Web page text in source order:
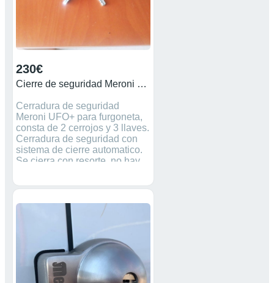
230€
Cierre de seguridad Meroni UFO+ para furgoneta
Cerradura de seguridad
Meroni UFO+ para furgoneta,
consta de 2 cerrojos y 3 llaves.
Cerradura de seguridad con
sistema de cierre automatico.
Se cierra con resorte, no hay